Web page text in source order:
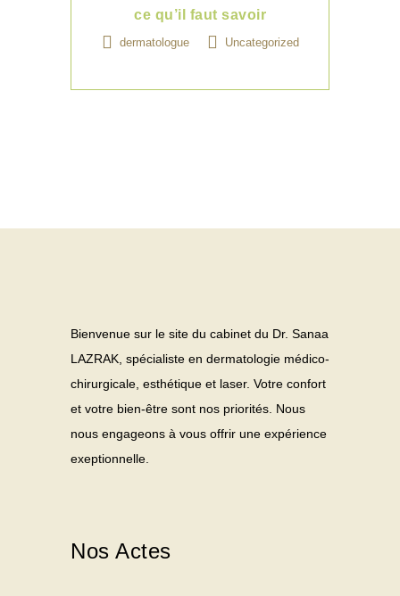
ce qu’il faut savoir
dermatologue Uncategorized
Bienvenue sur le site du cabinet du Dr. Sanaa
LAZRAK, spécialiste en dermatologie médico-
chirurgicale, esthétique et laser. Votre confort
et votre bien-être sont nos priorités. Nous
nous engageons à vous offrir une expérience
exeptionnelle.
Nos Actes